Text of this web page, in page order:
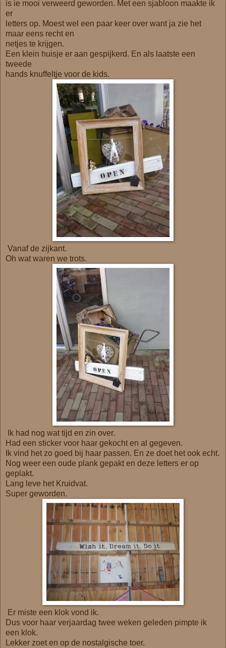
is ie mooi verweerd geworden. Met een sjabloon maakte ik
er
letters op. Moest wel een paar keer over want ja zie het
maar eens recht en
netjes te krijgen.
Een klein huisje er aan gespijkerd. En als laatste een
tweede
hands knuffeltje voor de kids.
Vanaf de zijkant.
Oh wat waren we trots.
Ik had nog wat tijd en zin over.
Had een sticker voor haar gekocht en al gegeven.
Ik vind het zo goed bij haar passen. En ze doet het ook echt.
Nog weer een oude plank gepakt en deze letters er op
geplakt.
Lang leve het Kruidvat.
Super geworden.
Er miste een klok vond ik.
Dus voor haar verjaardag twee weken geleden pimpte ik
een klok.
Lekker zoet en op de nostalgische toer.